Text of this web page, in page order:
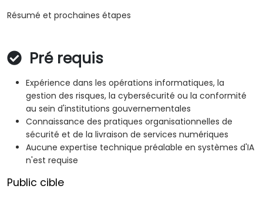
Résumé et prochaines étapes
Pré requis
Expérience dans les opérations informatiques, la
gestion des risques, la cybersécurité ou la conformité
au sein d'institutions gouvernementales
Connaissance des pratiques organisationnelles de
sécurité et de la livraison de services numériques
Aucune expertise technique préalable en systèmes d'IA
n'est requise
Public cible